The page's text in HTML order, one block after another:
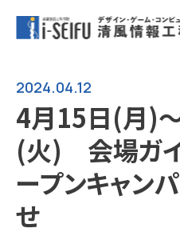
2024.04.12
4月15日(月)
(火) 会場ガイ
ープンキャン
せ